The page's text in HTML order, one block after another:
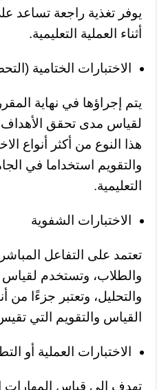
يوفر تغذية راجعة تساعد
أثناء العملية التعليمية.
الاختبارات الختامية
يتم إجراؤها في نهاية
لقياس مدى تحقق الأهداف
هذا النوع من أكثر أنواع
والتقويم استخداما في
التعليمية.
الاختبارات الشفوية
تعتمد على التفاعل
والطلاب، وتستخدم لقياس
والتحليل، وتعتبر جزءًا من
القياس والتقويم التي
الاختبارات العملية أو
تهدف إلى قياس المهارات